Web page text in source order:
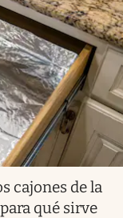
cajones de la
qué sirve